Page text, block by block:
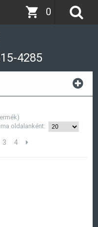
4285
0
oldalanként:
3 4